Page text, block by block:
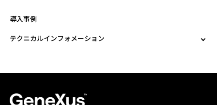
導入事例
テクニカルインフォメーション